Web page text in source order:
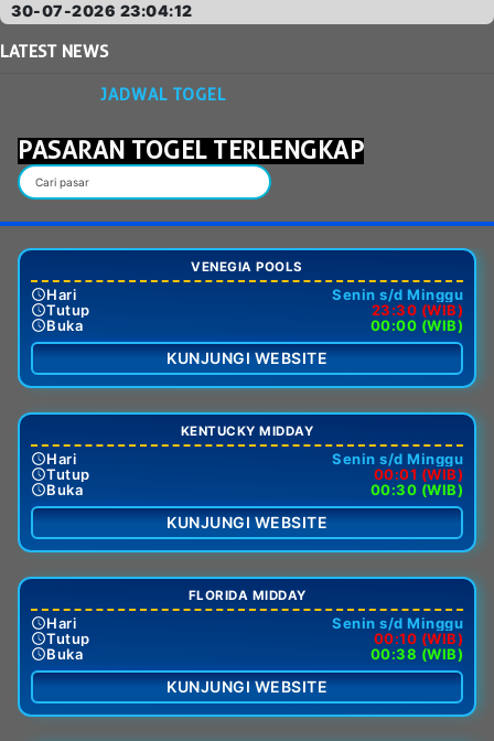
30-07-2026 23:04:12
LATESTNEWS
JADWAL TOGEL
PASARAN TOGEL TERLENGKAP
VENEGIA POOLS
Hari
Senin s/d Minggu
Tutup
23:30 (WIB)
Buka
00:00 (WIB)
KUNJUNGI WEBSITE
KENTUCKY MIDDAY
Hari
Senin s/d Minggu
Tutup
00:01 (WIB)
Buka
00:30 (WIB)
KUNJUNGI WEBSITE
FLORIDA MIDDAY
Hari
Senin s/d Minggu
Tutup
00:10 (WIB)
Buka
00:38 (WIB)
KUNJUNGI WEBSITE